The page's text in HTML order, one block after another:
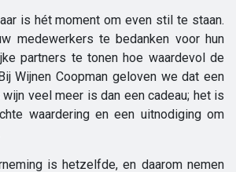
is hét moment om even stil te staan.
medewerkers te bedanken voor hun
partners te tonen hoe waardevol de
Wijnen Coopman geloven we dat een
veel meer is dan een cadeau; het is
waardering en een uitnodiging om
is hetzelfde, en daarom nemen